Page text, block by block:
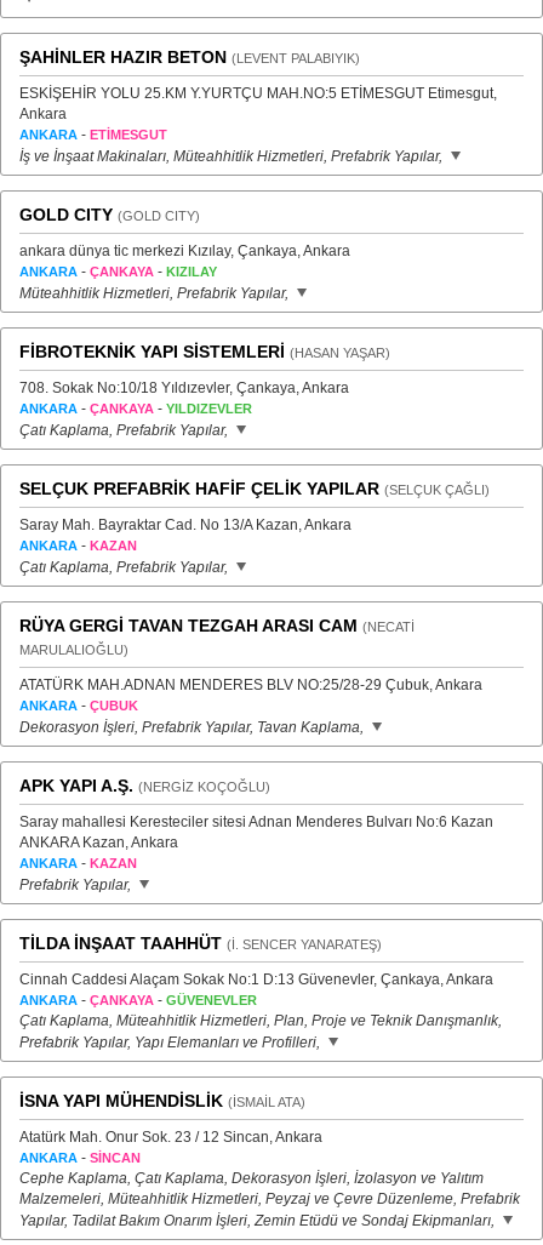
ŞAHİNLER HAZIR BETON (LEVENT PALABIYIK)
ESKİŞEHİR YOLU 25.KM Y.YURTÇU MAH.NO:5 ETİMESGUT Etimesgut,
Ankara
ANKARA - ETİMESGUT
İş ve İnşaat Makinaları, Müteahhitlik Hizmetleri, Prefabrik Yapılar,
GOLD CITY (GOLD CITY)
ankara dünya tic merkezi Kızılay, Çankaya, Ankara
ANKARA - ÇANKAYA - KIZILAY
Müteahhitlik Hizmetleri, Prefabrik Yapılar,
FİBROTEKNİK YAPI SİSTEMLERİ (HASAN YAŞAR)
708. Sokak No:10/18 Yıldızevler, Çankaya, Ankara
ANKARA - ÇANKAYA - YILDIZEVLER
Çatı Kaplama, Prefabrik Yapılar,
SELÇUK PREFABRİK HAFİF ÇELİK YAPILAR (SELÇUK ÇAĞLI)
Saray Mah. Bayraktar Cad. No 13/A Kazan, Ankara
ANKARA - KAZAN
Çatı Kaplama, Prefabrik Yapılar,
RÜYA GERGİ TAVAN TEZGAH ARASI CAM (NECATİ
MARULALIOĞLU)
ATATÜRK MAH.ADNAN MENDERES BLV NO:25/28-29 Çubuk, Ankara
ANKARA - ÇUBUK
Dekorasyon İşleri, Prefabrik Yapılar, Tavan Kaplama,
APK YAPI A.Ş. (NERGİZ KOÇOĞLU)
Saray mahallesi Keresteciler sitesi Adnan Menderes Bulvarı No:6 Kazan
ANKARA Kazan, Ankara
ANKARA - KAZAN
Prefabrik Yapılar,
TİLDA İNŞAAT TAAHHÜT (İ. SENCER YANARATEŞ)
Cinnah Caddesi Alaçam Sokak No:1 D:13 Güvenevler, Çankaya, Ankara
ANKARA - ÇANKAYA - GÜVENEVLER
Çatı Kaplama, Müteahhitlik Hizmetleri, Plan, Proje ve Teknik Danışmanlık,
Prefabrik Yapılar, Yapı Elemanları ve Profilleri,
İSNA YAPI MÜHENDİSLİK (İSMAİL ATA)
Atatürk Mah. Onur Sok. 23 / 12 Sincan, Ankara
ANKARA - SİNCAN
Cephe Kaplama, Çatı Kaplama, Dekorasyon İşleri, İzolasyon ve Yalıtım
Malzemeleri, Müteahhitlik Hizmetleri, Peyzaj ve Çevre Düzenleme, Prefabrik
Yapılar, Tadilat Bakım Onarım İşleri, Zemin Etüdü ve Sondaj Ekipmanları,